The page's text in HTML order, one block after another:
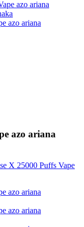
azo ariana
azo ariana